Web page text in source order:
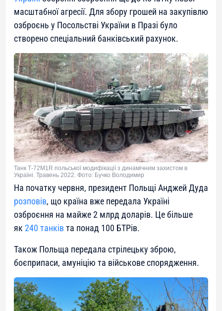
масштабної агресії. Для збору грошей на закупівлю
озброєнь у Посольстві України в Празі було
створено спеціальний банківський рахунок.
Танк Т-72М1R польської модифікації з динамічним захистом в
Україні. Травень 2022. Фото: Бучко Володимир
На початку червня, президент Польщі Анджей Дуда
розповів, що країна вже передала Україні
озброєння на майже 2 млрд доларів. Це більше
як 240 танків та понад 100 БТРів.
Також Польща передала стрілецьку зброю,
боєприпаси, амуніцію та військове спорядження.